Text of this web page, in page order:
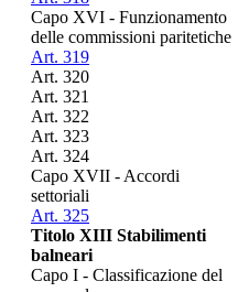
Capo XVI - Funzionamento
delle commissioni paritetiche
Art. 319
Art. 320
Art. 321
Art. 322
Art. 323
Art. 324
Capo XVII - Accordi
settoriali
Art. 325
Titolo XIII Stabilimenti
balneari
Capo I - Classificazione del